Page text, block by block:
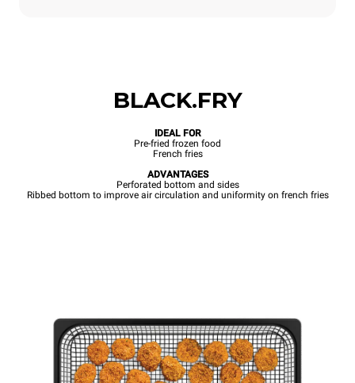
BLACK.FRY
IDEAL FOR
Pre-fried frozen food
French fries
ADVANTAGES
Perforated bottom and sides
Ribbed bottom to improve air circulation and uniformity on french fries